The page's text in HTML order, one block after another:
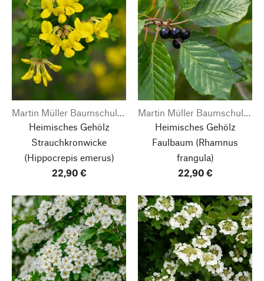
Martin Müller Baumschulen
Heimisches Gehölz
Strauchkronwicke
(Hippocrepis emerus)
22,90 €
Martin Müller Baumschulen
Heimisches Gehölz
Faulbaum (Rhamnus
frangula)
22,90 €